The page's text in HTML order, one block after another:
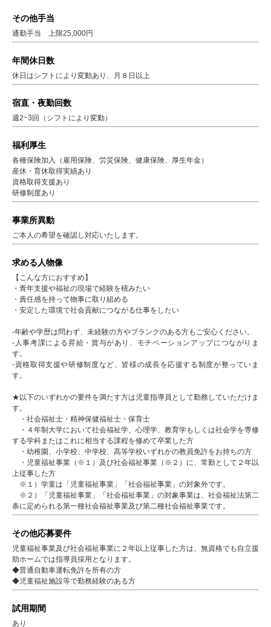
その他手当
通勤手当 上限25,000円
年間休日数
休日はシフトにより変動あり、月８日以上
宿直・夜勤回数
週2~3回（シフトにより変動）
福利厚生
各種保険加入（雇用保険、労災保険、健康保険、厚生年金）
産休・育休取得実績あり
資格取得支援あり
研修制度あり
事業所異動
ご本人の希望を確認し対応いたします。
求める人物像
【こんな方におすすめ】
・青年支援や福祉の現場で経験を積みたい
・責任感を持って物事に取り組める
・安定した環境で社会貢献につながる仕事をしたい
-年齢や学歴は問わず、未経験の方やブランクのある方もご安心ください。
-人事考課による昇給・賞与があり、モチベーションアップにつながりま
す。
-資格取得支援や研修制度など、皆様の成長を応援する制度が整っていま
す。
★以下のいずれかの要件を満たす方は児童指導員として勤務していただけま
す。
・社会福祉士・精神保健福祉士・保育士
・４年制大学において社会福祉学、心理学、教育学もしくは社会学を専修
する学科またはこれに相当する課程を修めて卒業した方
・幼稚園、小学校、中学校、高等学校いずれかの教員免許をお持ちの方
・児童福祉事業（※１）及び社会福祉事業（※２）に、常勤として２年以
上従事した方
※１）学童は「児童福祉事業」「社会福祉事業」の対象外です。
※２）「児童福祉事業」「社会福祉事業」の対象事業は、社会福祉法第二
条に定められる第一種社会福祉事業及び第二種社会福祉事業です。
その他応募要件
児童福祉事業及び社会福祉事業に２年以上従事した方は、無資格でも自立援
助ホームでは指導員採用となります。
◆普通自動車運転免許を所有の方
◆児童福祉施設等で勤務経験のある方
試用期間
あり